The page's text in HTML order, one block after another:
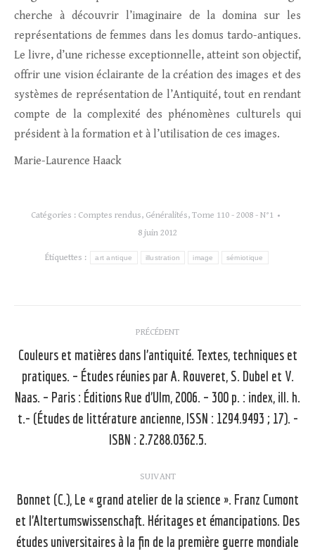
cherche à découvrir l’imaginaire de la domina sur les
représentations de femmes dans les domus tardo-antiques.
Le livre, d’une richesse exceptionnelle, atteint son objectif,
offrir une vision éclairante de la création des images et des
systèmes de représentation de l’Antiquité, tout en rendant
compte de la complexité des phénomènes culturels qui
président à la formation et à l’utilisation de ces images.
Marie-Laurence Haack
Catégories : Comptes rendus, Généralités, Tome 110 - 2008 - N°1
8 juin 2012
Étiquettes : art antique illustration image sémiotique
article
PRÉCÉDENT
Article
précédent
:
Couleurs et matières dans l’antiquité. Textes, techniques et
pratiques. – Études réunies par A. Rouveret, S. Dubel et V.
Naas. – Paris : Éditions Rue d’Ulm, 2006. – 300 p. : index, ill. h.
t.- (Études de littérature ancienne, ISSN : 1294.9493 ; 17). -
ISBN : 2.7288.0362.5.
SUIVANT
Bonnet (C.), Le « grand atelier de la science ». Franz Cumont
et l’Altertumswissenschaft. Héritages et émancipations. Des
études universitaires à la fin de la première guerre mondiale